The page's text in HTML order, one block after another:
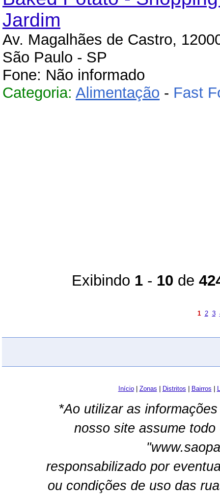
Jardim
Av. Magalhães de Castro,
São Paulo - SP
Fone: Não informado
Categoria: Alimentação - Fast
Exibindo 1- 10 de
1 2 3
Início| Zonas Distritos Bairros
*Ao utilizar as
nosso site assume
responsabilizado por
ou condições de uso das